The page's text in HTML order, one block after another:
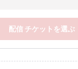
配信 チケットを選ぶ